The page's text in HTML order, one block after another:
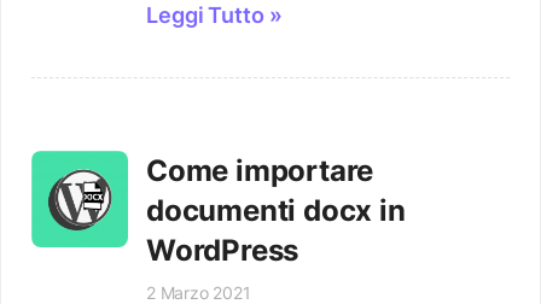
Leggi Tutto »
Come importare
documenti docx in
WordPress
2 Marzo 2021